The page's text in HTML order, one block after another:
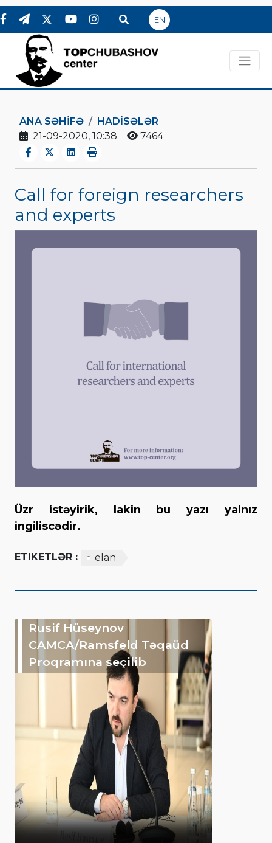
EN
ANA SƏHIFƏ
HADİSƏLƏR
21-09-2020, 10:38
7464
Call for foreign researchers
and experts
Üzr istəyirik, lakin bu yazı yalnız
ingiliscədir.
ETIKETLƏR : elan
Rusif Hüseynov
CAMCA/Ramsfeld Təqaüd
Proqramına seçilib